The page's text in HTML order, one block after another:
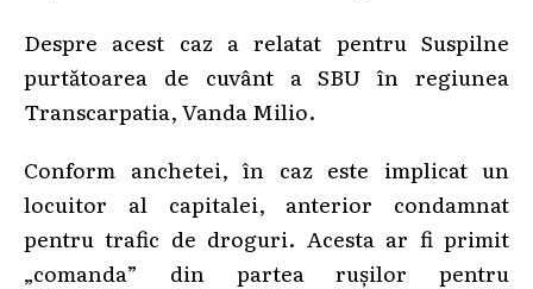
Despre acest caz a relatat pentru Suspilne
purtătoarea de cuvânt a SBU în regiunea
Transcarpatia, Vanda Milio.
Conform anchetei, în caz este implicat un
locuitor al capitalei, anterior condamnat
pentru trafic de droguri. Acesta ar fi primit
„comanda” din partea rușilor pentru